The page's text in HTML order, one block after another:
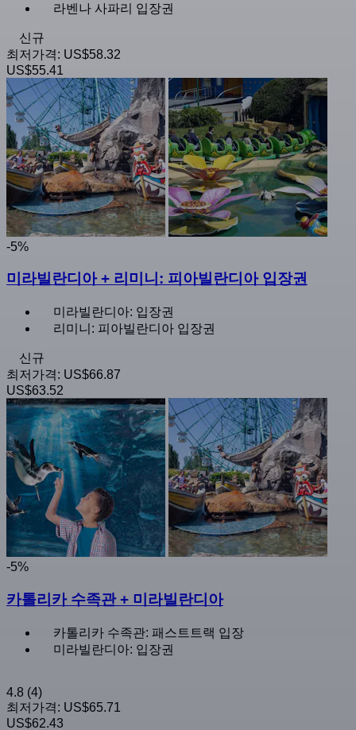
라벤나 사파리 입장권
신규
최저가격: US$58.32
US$55.41
-5%
미라빌란디아 + 리미니: 피아빌란디아 입장권
미라빌란디아: 입장권
리미니: 피아빌란디아 입장권
신규
최저가격: US$66.87
US$63.52
-5%
카톨리카 수족관 + 미라빌란디아
카톨리카 수족관: 패스트트랙 입장
미라빌란디아: 입장권
4.8 (4)
최저가격: US$65.71
US$62.43